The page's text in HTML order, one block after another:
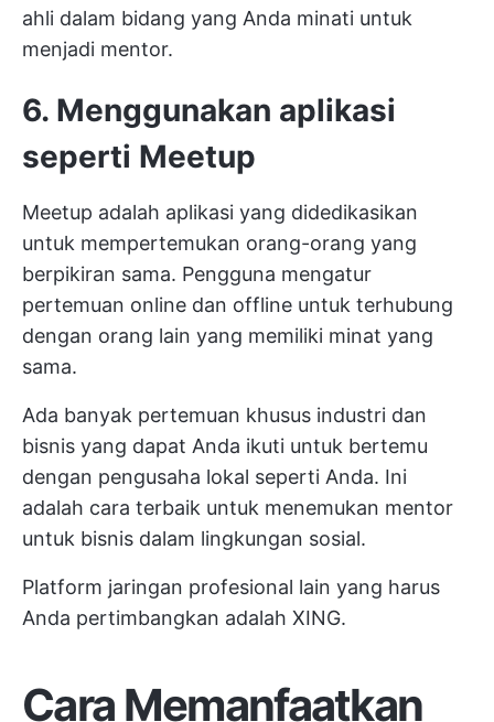
ahli dalam bidang yang Anda minati untuk
menjadi mentor.
6. Menggunakan aplikasi
seperti Meetup
Meetup adalah aplikasi yang didedikasikan
untuk mempertemukan orang-orang yang
berpikiran sama. Pengguna mengatur
pertemuan online dan offline untuk terhubung
dengan orang lain yang memiliki minat yang
sama.
Ada banyak pertemuan khusus industri dan
bisnis yang dapat Anda ikuti untuk bertemu
dengan pengusaha lokal seperti Anda. Ini
adalah cara terbaik untuk menemukan mentor
untuk bisnis dalam lingkungan sosial.
Platform jaringan profesional lain yang harus
Anda pertimbangkan adalah XING.
Cara Memanfaatkan